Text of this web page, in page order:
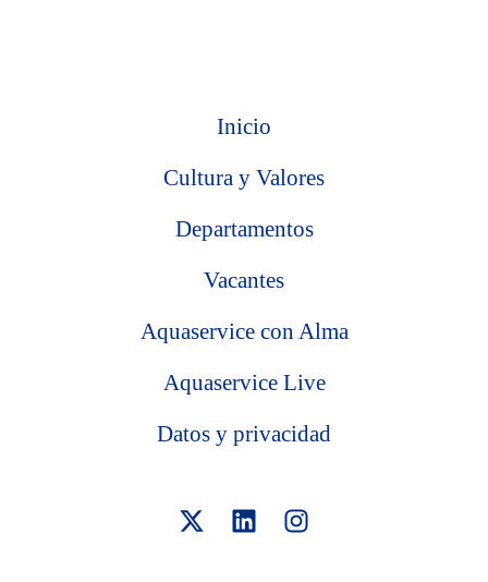
Inicio
Cultura y Valores
Departamentos
Vacantes
Aquaservice con Alma
Aquaservice Live
Datos y privacidad